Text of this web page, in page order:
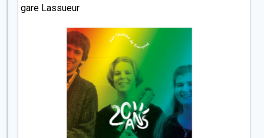
gare Lassueur